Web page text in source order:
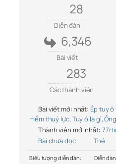
28
Diễn đàn
6,346
Bài viết
283
Các thành viên
Bài viết mới nhất: Ép tuy
mềm thuỷ lực, Tuy ô là gì,
Thành viên mới nhất:
Bài chưa đọc
Thẻ
Biểu tượng diễn đàn: Diễn